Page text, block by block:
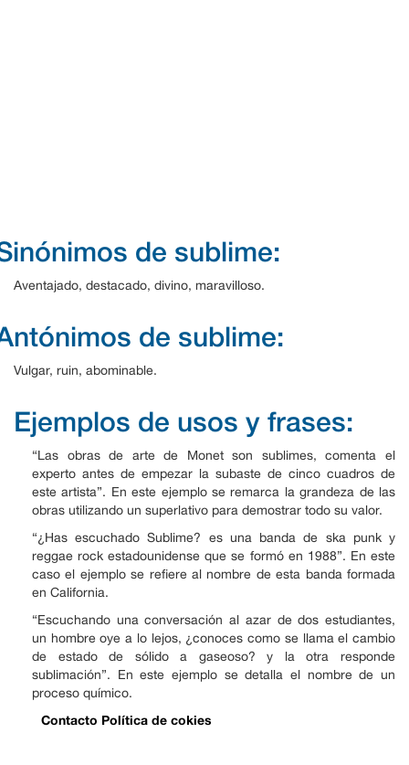
de sublime:
Aventajado, destacado, divino, maravilloso.
de sublime:
Vulgar, ruin, abominable.
Ejemplos de usos y frases:
“Las obras de arte de Monet son sublimes, comenta el
experto antes de empezar la subaste de cinco cuadros de
este artista”. En este ejemplo se remarca la grandeza de las
obras utilizando un superlativo para demostrar todo su valor.
“¿Has escuchado Sublime? es una banda de ska punk y
reggae rock estadounidense que se formó en 1988”. En este
caso el ejemplo se refiere al nombre de esta banda formada
en California.
“Escuchando una conversación al azar de dos estudiantes,
un hombre oye a lo lejos, ¿conoces como se llama el cambio
de estado de sólido a gaseoso? y la otra responde
sublimación”. En este ejemplo se detalla el nombre de un
proceso químico.
Contacto Política de cokies